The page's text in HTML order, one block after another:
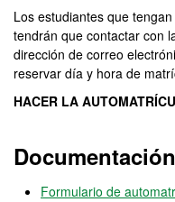
Los estudiantes que
tendrán que contactar con
dirección de correo
reservar día y hora de
HACER LA
Formulario de